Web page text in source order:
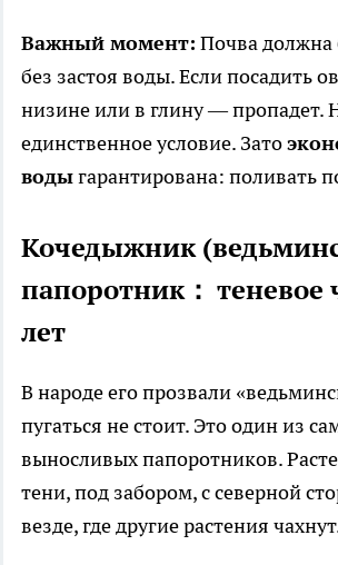
Важный момент: Почва
без застоя воды. Если посадить
низине или в глину — пропадет.
единственное условие. Зато
водыгарантирована: поливать
Кочедыжник
папоротник： теневое
лет
В народе его прозвали
пугаться не стоит. Это один из
выносливых папоротников.
тени, под забором, с северной
везде, где другие растения